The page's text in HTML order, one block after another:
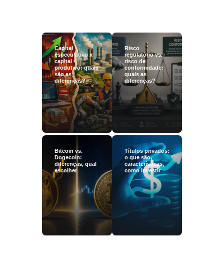
Capital
especulativo x
capital
produtivo: quais
são as
diferenças?
Risco
regulatório vs.
risco de
conformidade:
quais as
diferenças?
Bitcoin vs.
Dogecoin:
diferenças, qual
escolher
Títulos privados:
o que são,
características,
como investir